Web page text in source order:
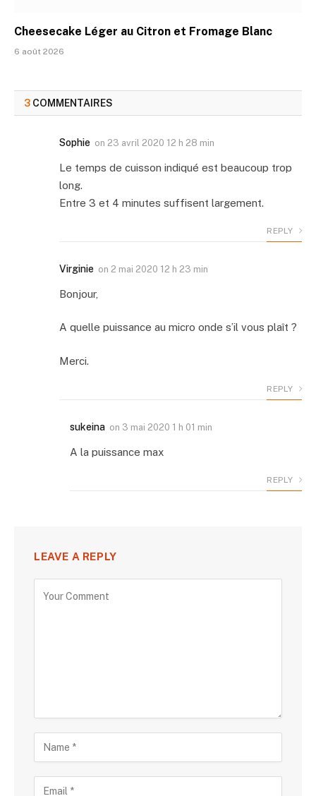
Cheesecake Léger au Citron et Fromage Blanc
6 août 2026
3 COMMENTAIRES
Sophie on 23 avril 2020 12 h 28 min
Le temps de cuisson indiqué est beaucoup trop
long.
Entre 3 et 4 minutes suffisent largement.
REPLY
Virginie on 2 mai 2020 12 h 23 min
Bonjour,
A quelle puissance au micro onde s’il vous plaît ?
Merci.
REPLY
sukeina on 3 mai 2020 1 h 01 min
A la puissance max
REPLY
LEAVE A REPLY